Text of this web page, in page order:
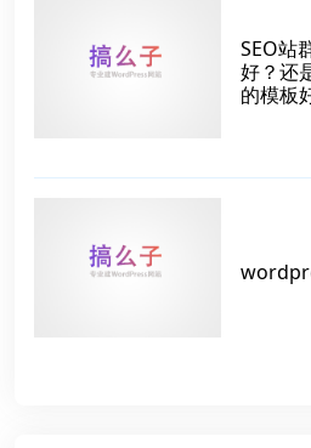
SEO站
好？还
的模板